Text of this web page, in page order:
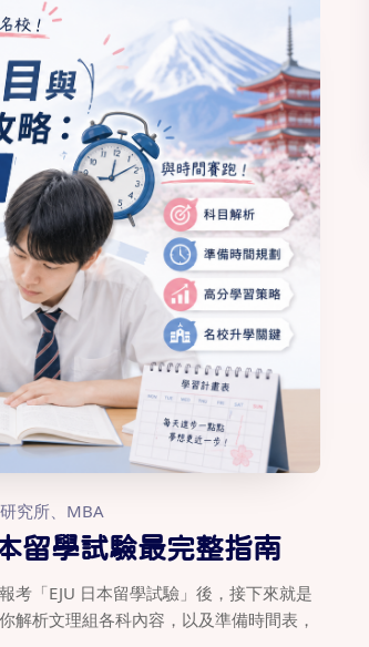
究所、MBA
留學試驗最完整指南
考「EJU 日本留學試驗」後，接下來就是
解析文理組各科內容，以及準備時間表，